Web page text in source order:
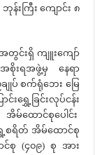
းကြီး ကျောင်း ၈
င်းရှိ ကျူးကျော်
စိုးရအဖွဲ့မှ နေရာ
ပ် စက်ရုံဘေး မြေ
းရွှေ့ခြင်းလုပ်ငန်း
မ်ထောင်စုပေါင်း
ရွှေ့စရိတ် အိမ်ထောင်စု
စု (၄၀၉) စု အား